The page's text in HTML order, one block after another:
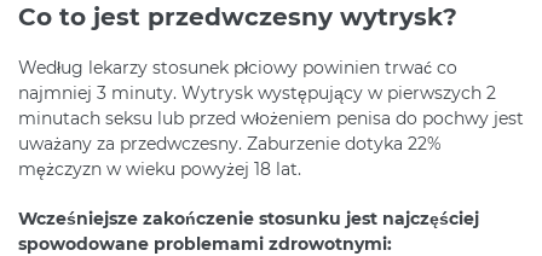
Co to jest przedwczesny wytrysk?
Według lekarzy stosunek płciowy powinien trwać co
najmniej 3 minuty. Wytrysk występujący w pierwszych 2
minutach seksu lub przed włożeniem penisa do pochwy jest
uważany za przedwczesny. Zaburzenie dotyka 22%
mężczyzn w wieku powyżej 18 lat.
Wcześniejsze zakończenie stosunku jest najczęściej
spowodowane problemami zdrowotnymi: